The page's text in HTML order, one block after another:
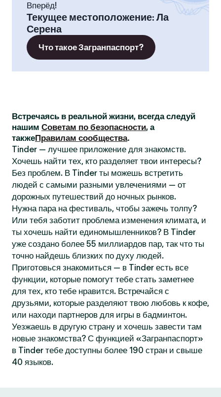
Вперёд!
Текущее местоположение: Ла
Серена
Что такое Загранпаспорт?
Встречаясь в реальной жизни, всегда следуй
нашим Советам по безопасности, а
такжеПравилам сообщества.
Tinder — лучшее приложение для знакомств.
Хочешь найти тех, кто разделяет твои интересы?
Без проблем. В Tinder ты можешь встретить
людей с самыми разными увлечениями — от
дорожных путешествий до ночных рынков.
Нужна пара на фестиваль, чтобы зажечь толпу?
Или тебя заботит проблема изменения климата, и
ты хочешь найти единомышленников? В Tinder
уже создано более 55 миллиардов пар, так что ты
точно найдешь близких по духу людей.
Приготовься знакомиться — в Tinder есть все
функции, которые помогут тебе стать заметнее
для тех, кто тебе нравится. Встречайся с
друзьями, которые разделяют твою любовь к кофе,
или находи партнеров для игры в бадминтон.
Уезжаешь в другую страну и хочешь завести там
новые знакомства? С функцией «Загранпаспорт»
в Tinder тебе доступны более 190 стран и свыше
40 языков.